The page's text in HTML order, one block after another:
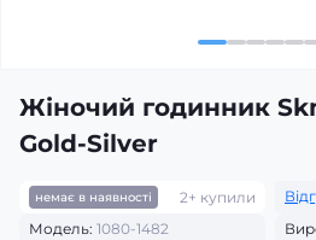
Жіночий годинник
Gold-Silver
немає в наявності 2+ купили
Модель: 1080-1482